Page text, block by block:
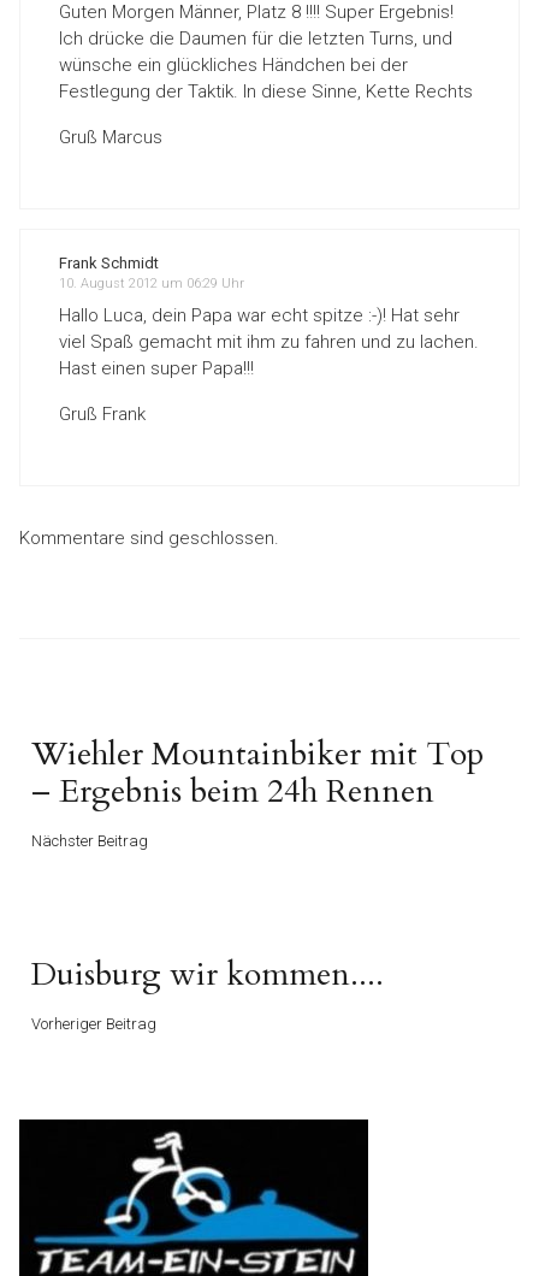
Guten Morgen Männer, Platz 8 !!!! Super Ergebnis!
Ich drücke die Daumen für die letzten Turns, und
wünsche ein glückliches Händchen bei der
Festlegung der Taktik. In diese Sinne, Kette Rechts
Gruß Marcus
Frank Schmidt
10. August 2012 um 06:29 Uhr
Hallo Luca, dein Papa war echt spitze :-)! Hat sehr
viel Spaß gemacht mit ihm zu fahren und zu lachen.
Hast einen super Papa!!!
Gruß Frank
Kommentare sind geschlossen.
Beitragsnavigation
Nächster
Beitrag
Wiehler Mountainbiker mit Top
– Ergebnis beim 24h Rennen
Nächster Beitrag
Vorheriger
Beitrag
Duisburg wir kommen....
Vorheriger Beitrag